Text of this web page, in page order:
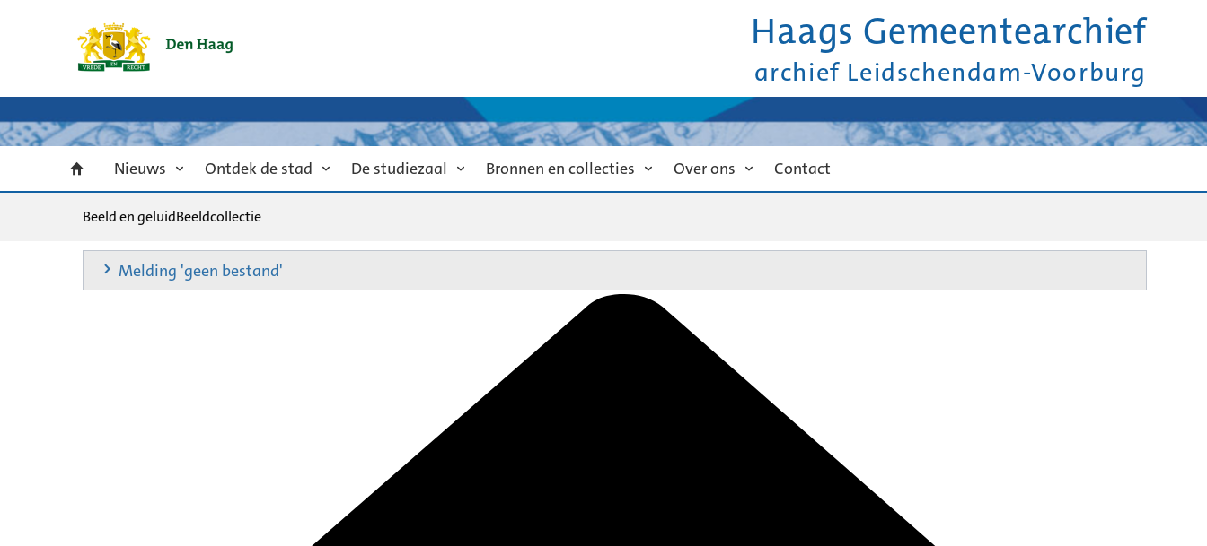
Haags Gemeentearchief
archief Leidschendam-Voorburg
Nieuws Ontdek de stad De studiezaal Bronnen en collecties Over ons Contact
Beeld en geluidBeeldcollectie
Melding 'geen bestand'